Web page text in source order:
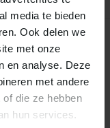
media te bieden
Ook delen we
met onze
en analyse. Deze
met andere
die ze hebben
hun services.